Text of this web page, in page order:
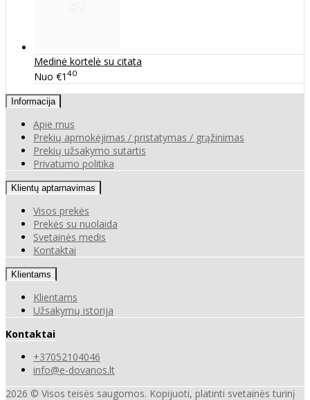
Medinė kortelė su citata
Nuo €1 40
Informacija
Apie mus
Prekių apmokėjimas / pristatymas / grąžinimas
Prekių užsakymo sutartis
Privatumo politika
Klientų aptarnavimas
Visos prekės
Prekės su nuolaida
Svetainės medis
Kontaktai
Klientams
Klientams
Užsakymų istorija
Kontaktai
+37052104046
info@e-dovanos.lt
2026 © Visos teisės saugomos. Kopijuoti, platinti svetainės turinį